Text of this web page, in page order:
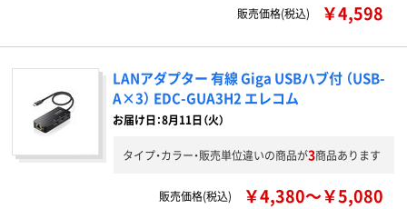
販売価格(税込) ￥4,598
LANアダプター 有線 Giga USBハブ付 （USB-
A×3） EDC-GUA3H2 エレコム
お届け日：8月11日（火）
タイプ・カラー・販売単位違いの商品が3商品あります
販売価格(税込) ￥4,380～￥5,080